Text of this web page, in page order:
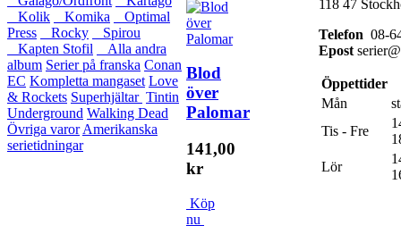
Kolik
Komika
Optimal
Press
Rocky
Spirou
Kapten Stofil
Alla andra
album Serier på franska Conan
EC Kompletta mangaset Love
& Rockets Superhjältar Tintin
Underground Walking Dead
Övriga varorAmerikanska
serietidningar
Blod
över
Palomar
141,00
kr
Köp
nu
118 47
Telefon 08-
Epost
Öppettider
Mån
Tis - Fre
Lör